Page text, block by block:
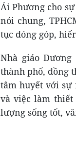
Ái Phương cho
nói chung,
tục đóng góp,
Nhà giáo
thành phố, đồng
tâm huyết với sự
và việc làm thiết
lượng sống tốt,